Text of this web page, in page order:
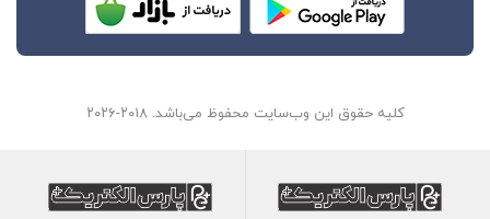
کلیه حقوق این وب‌سایت محفوظ می‌باشد. ۲۰۱۸-۲۰۲۶